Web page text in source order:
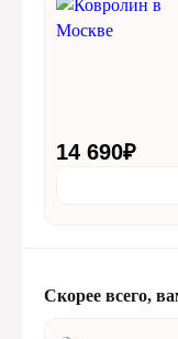
14 690₽
Скорее всего,